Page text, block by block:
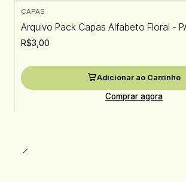
CAPAS
Arquivo Pack Capas Alfabeto Floral -
R$3,00
Adicionar ao Carrinho
Comprar agora